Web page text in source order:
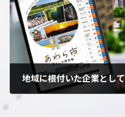
地域に根付いた企業として